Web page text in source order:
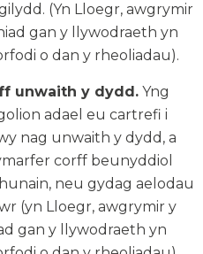
(Yn Lloegr, awgrymir
gan y llywodraeth yn
o dan y rheoliadau).
unwaith y dydd. Yng
adael eu cartrefi i
nag unwaith y dydd, a
corff beunyddiol
neu gydag aelodau
(yn Lloegr, awgrymir y
gan y llywodraeth yn